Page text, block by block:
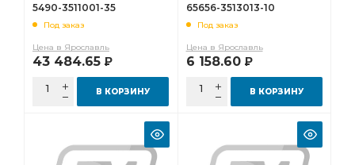
5490-3511001-35
Под заказ
Цена в Ярославль
43 484.65 Р
В КОРЗИНУ
65656-3513013-10
Под заказ
Цена в Ярославль
6 158.60 Р
В КОРЗИНУ